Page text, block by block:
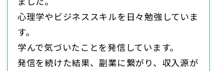
心理学やビジネススキルを日々勉強していま
す。
学んで気づいたことを発信しています。
発信を続けた結果、副業に繋がり、収入源が